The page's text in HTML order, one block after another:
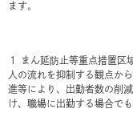
ます。
１ まん延防止等重点措置区
人の流れを抑制する観点か
進等により、出勤者数の削
け、職場に出勤する場合で